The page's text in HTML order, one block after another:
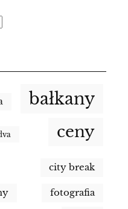
bałkany
ceny
city break
fotografia